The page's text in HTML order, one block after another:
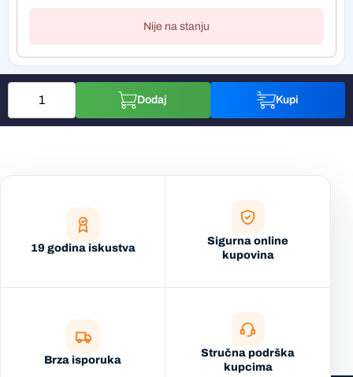
Nije na stanju
Dodaj Kupi
19 godina iskustva
Sigurna online
kupovina
Brza isporuka
Stručna podrška
kupcima